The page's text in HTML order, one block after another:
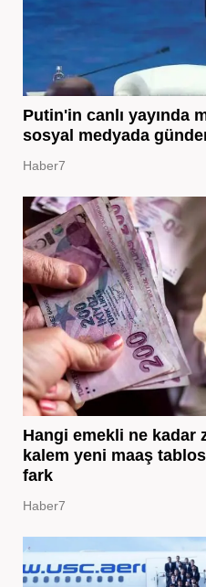
Putin'in canlı yayında
sosyal medyada
Haber7
Hangi emekli ne kadar
kalem yeni maaş
fark
Haber7